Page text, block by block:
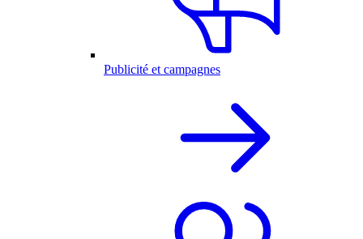
Publicité et campagnes